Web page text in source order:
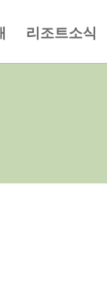
리조트소식